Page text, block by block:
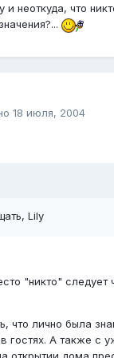
неоткуда, что
18 июля, 2004
Lily
"никто" следует
что лично была
гостях. А также с